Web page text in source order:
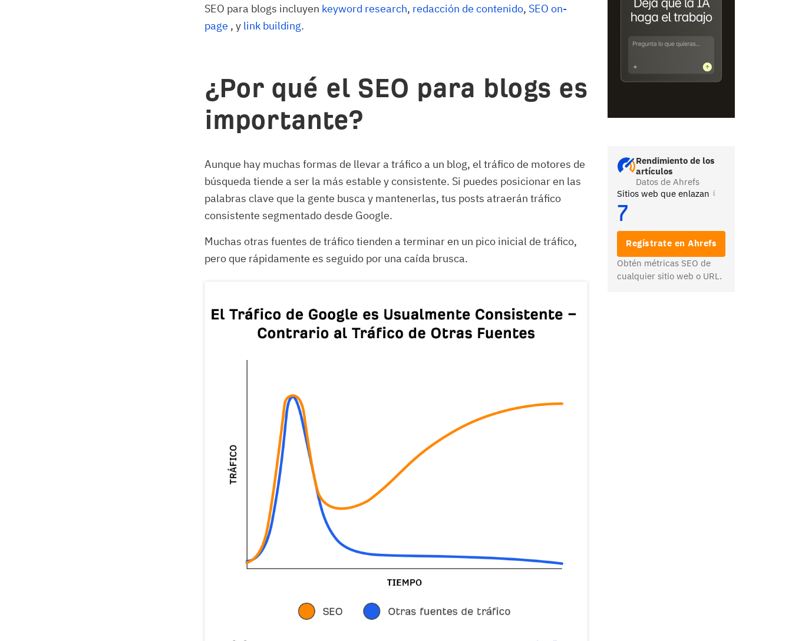
Rendimiento de los
artículos
Datos de Ahrefs
Sitios web que enlazan
7
Regístrate en Ahrefs
Obtén métricas SEO de
cualquier sitio web o URL.
SEO para blogs incluyen keyword research, redacción de contenido, SEO on-
page , y link building.
¿Por qué el SEO para blogs es
importante?
Aunque hay muchas formas de llevar a tráfico a un blog, el tráfico de motores de
búsqueda tiende a ser la más estable y consistente. Si puedes posicionar en las
palabras clave que la gente busca y mantenerlas, tus posts atraerán tráfico
consistente segmentado desde Google.
Muchas otras fuentes de tráfico tienden a terminar en un pico inicial de tráfico,
pero que rápidamente es seguido por una caída brusca.